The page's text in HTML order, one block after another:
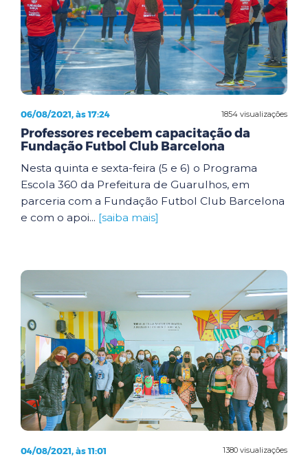
1854 visualizações
06/08/2021, às 17:24
Professores recebem capacitação da
Fundação Futbol Club Barcelona
Nesta quinta e sexta-feira (5 e 6) o Programa
Escola 360 da Prefeitura de Guarulhos, em
parceria com a Fundação Futbol Club Barcelona
e com o apoi... [saiba mais]
1380 visualizações
04/08/2021, às 11:01